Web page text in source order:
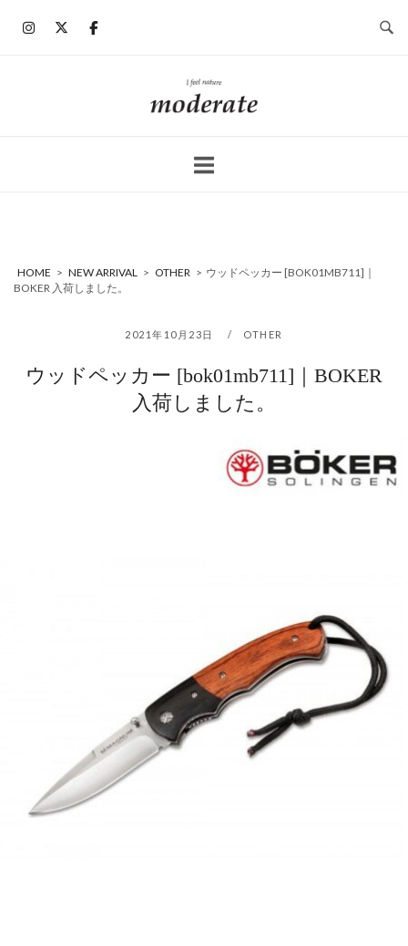
ホ
ー
HOME > NEW ARRIVAL > OTHER > ウッドペッカー [BOK01MB711]｜
BOKER 入荷しました。
2021年10月23日 OTHER
ウッドペッカー [bok01mb711]｜BOKER
入荷しました。